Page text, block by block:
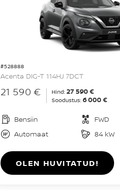
#528888
Acenta DIG-T 114HJ 7DCT
21 590 € Hind: 27 590 €
Soodustus: 6 000 €
Bensiin
FWD
Automaat
84 kW
OLEN HUVITATUD!